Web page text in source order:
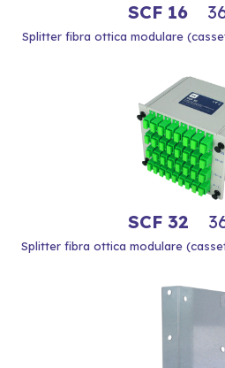
SCF 16
Splitter fibra ottica modulare
SCF 32
Splitter fibra ottica modulare